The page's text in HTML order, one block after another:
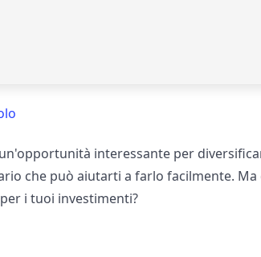
interessante per
che può aiutarti a farlo facilmente. Ma
i tuoi investimenti?